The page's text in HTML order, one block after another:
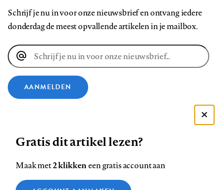
Schrijf je nu in voor onze nieuwsbrief en ontvang iedere
donderdag de meest opvallende artikelen in je mailbox.
E-
mailadres
AANMELDEN
ons
op
ons
op
ons
op
ons
op
ons
op
ons
Contact Colofon Disclaimer Privacy
Zie onze cookie policy
Gratis dit artikel lezen?
Maak met2 klikkeneen gratis account aan